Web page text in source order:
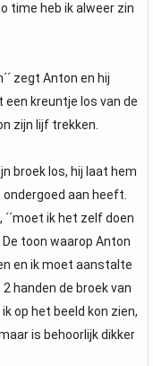
time heb ik alweer zin
zegt Anton en hij
een kreuntje los van de
zijn lijf trekken.
broek los, hij laat hem
aan heeft.
´´moet ik het zelf doen
De toon waarop Anton
en ik moet aanstalte
handen de broek van
op het beeld kon zien,
is behoorlijk dikker